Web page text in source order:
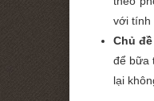
với tính
Chủ
để bữa
lại